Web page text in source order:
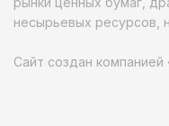
несырьевых ресурсов,
Сайт создан компанией